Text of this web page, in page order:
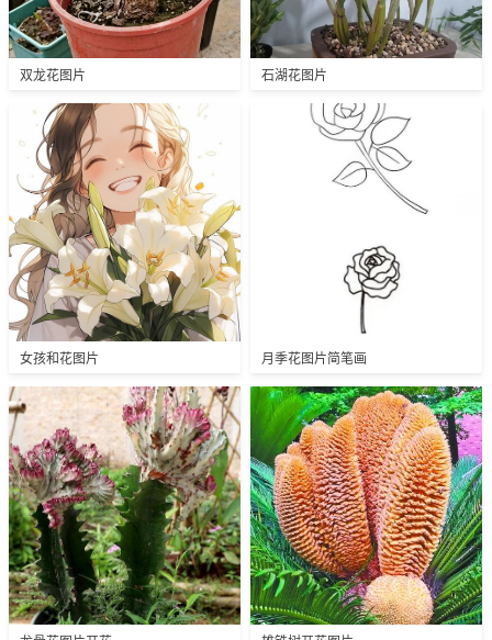
双龙花图片 石湖花图片
女孩和花图片 月季花图片简笔画